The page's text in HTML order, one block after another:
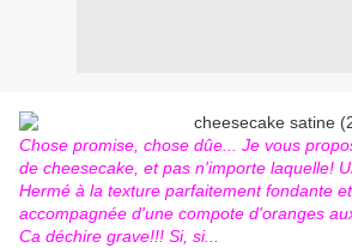
Chose promise, chose dûe... Je vous
de cheesecake, et pas n'importe laquelle!
Hermé à la texture parfaitement fondante et
accompagnée d'une compote d'oranges
Ca déchire grave!!! Si, si...